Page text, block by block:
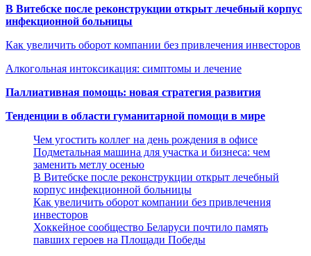
В Витебске после реконструкции открыт лечебный корпус
инфекционной больницы
Как увеличить оборот компании без привлечения инвесторов
Алкогольная интоксикация: симптомы и лечение
Паллиативная помощь: новая стратегия развития
Тенденции в области гуманитарной помощи в мире
Чем угостить коллег на день рождения в офисе
Подметальная машина для участка и бизнеса: чем
заменить метлу осенью
В Витебске после реконструкции открыт лечебный
корпус инфекционной больницы
Как увеличить оборот компании без привлечения
инвесторов
Хоккейное сообщество Беларуси почтило память
павших героев на Площади Победы